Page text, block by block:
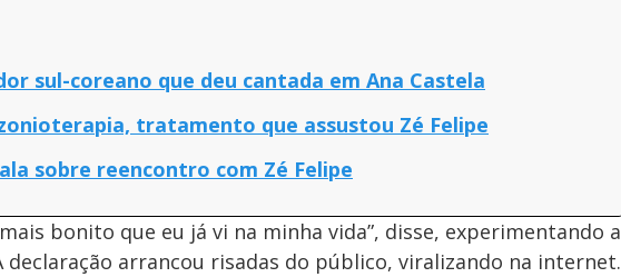
sul-coreano que deu cantada em Ana Castela
tratamento que assustou Zé Felipe
sobre reencontro com Zé Felipe
mais bonito que eu já vi na minha vida”, disse, experimentando a
arrancou risadas do público, viralizando na internet.